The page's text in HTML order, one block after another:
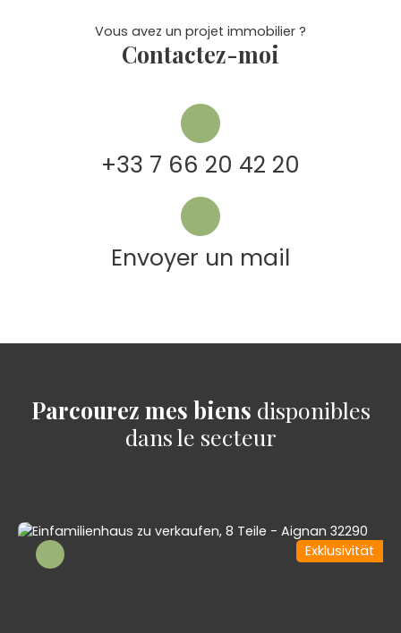
Vous avez un projet immobilier ?
Contactez-moi
+33 7 66 20 42 20
Envoyer un mail
Parcourez mes biens disponibles
dans le secteur
Exklusivität